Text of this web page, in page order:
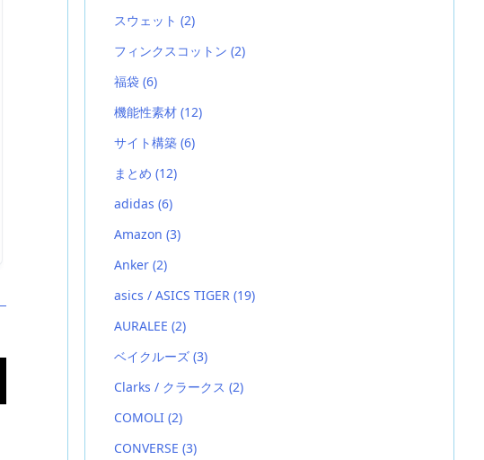
スウェット (2)
フィンクスコットン (2)
福袋 (6)
機能性素材 (12)
サイト構築 (6)
まとめ (12)
adidas (6)
Amazon (3)
Anker (2)
asics / ASICS TIGER (19)
AURALEE (2)
ベイクルーズ (3)
Clarks / クラークス (2)
COMOLI (2)
CONVERSE (3)